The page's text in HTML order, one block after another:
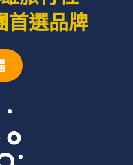
首選品牌